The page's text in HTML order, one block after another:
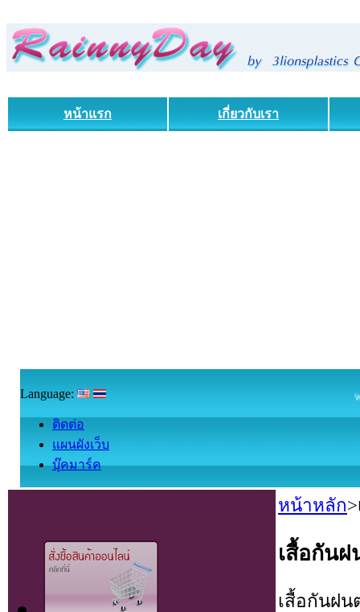
หน้าแรก เกี่ยวกับเรา
Language:
ติดต่อ
แผนผังเว็บ
บุ๊คมาร์ค
หน้าหลัก>
เสื้อกัน
เสื้อกันฝน